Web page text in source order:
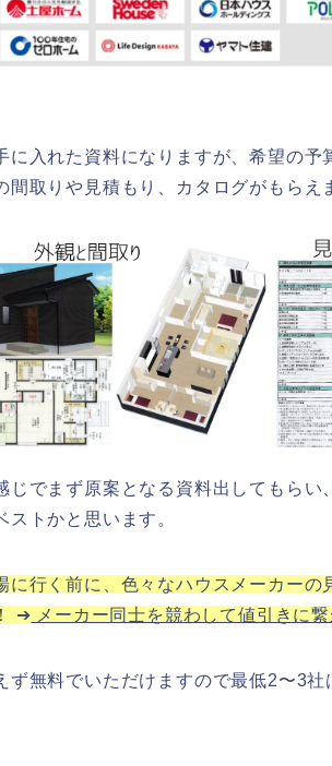
に入れた資料になりますが、希望の予
間取りや見積もり、カタログがもらえ
じでまず原案となる資料出してもら
ストかと思います。
に行く前に、色々なハウスメーカーの
➔ メーカー同士を競わして値引きに繋
ず無料でいただけますので最低2〜3社